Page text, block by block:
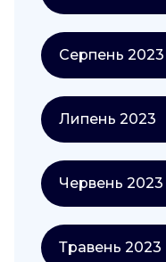
Серпень 2023
Липень 2023
Червень 2023
Травень 2023